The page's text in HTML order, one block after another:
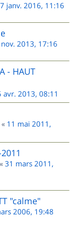
janv. 2016, 11:16
2013, 17:16
- HAUT
avr. 2013, 08:11
« 11 mai 2011,
« 31 mars 2011,
"calme"
2006, 19:48